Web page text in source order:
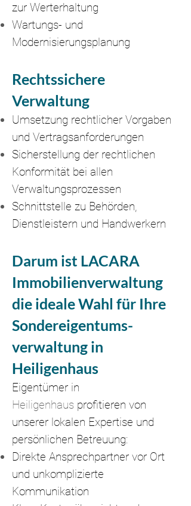
zur Werterhaltung
Wartungs- und
Modernisierungsplanung
Rechtssichere
Verwaltung
Umsetzung rechtlicher Vorgaben
und Vertragsanforderungen
Sicherstellung der rechtlichen
Konformität bei allen
Verwaltungsprozessen
Schnittstelle zu Behörden,
Dienstleistern und Handwerkern
Darum ist LACARA
Immobilienverwaltung
die ideale Wahl für Ihre
Sondereigentums-
verwaltung in
Heiligenhaus
Eigentümer in
Heiligenhaus profitieren von
unserer lokalen Expertise und
persönlichen Betreuung:
Direkte Ansprechpartner vor Ort
und unkomplizierte
Kommunikation